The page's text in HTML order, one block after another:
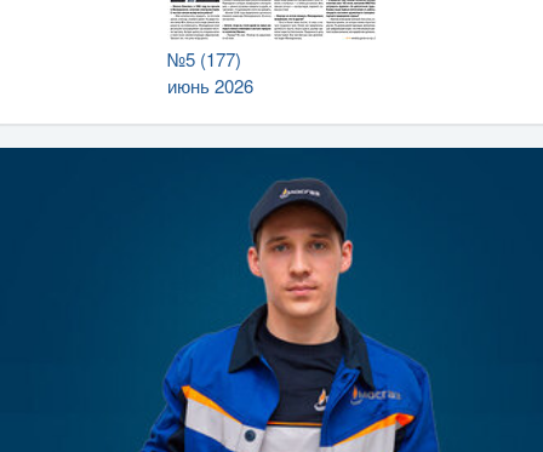
№5 (177)
июнь 2026